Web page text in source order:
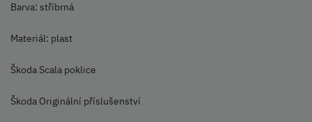
Barva: stříbrná
Materiál: plast
Škoda Scala poklice
Škoda Originální příslušenství